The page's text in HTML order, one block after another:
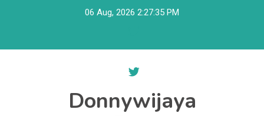
06 Aug, 2026 2:27:35 PM
Donnywijaya